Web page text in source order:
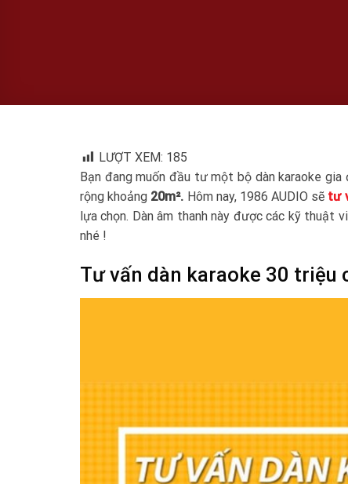
LƯỢT XEM: 185
Bạn đang muốn đầu tư một bộ dàn karaoke
rộng khoảng 20m². Hôm nay, 1986 AUDIO sẽ tư
lựa chọn. Dàn âm thanh này được các kỹ thuật
nhé !
Tư vấn dàn karaoke 30 triệu